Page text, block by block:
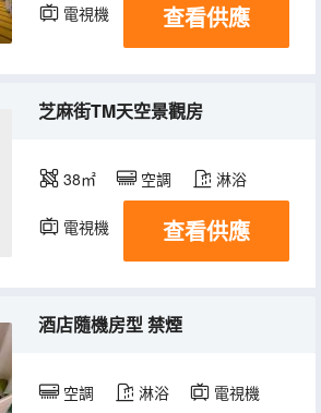
電視機 冰箱
查看供應
芝麻街TM天空景觀房
38㎡ 空調 淋浴
電視機 冰箱
查看供應
酒店隨機房型 禁煙
空調 淋浴 電視機